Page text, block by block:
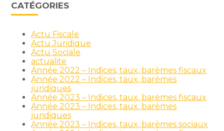
CATÉGORIES
Actu Fiscale
Actu Juridique
Actu Sociale
actualite
Année 2022 – Indices, taux, barèmes fiscaux
Année 2022 – Indices, taux, barèmes
juridiques
Année 2023 – Indices, taux, barèmes fiscaux
Année 2023 – Indices, taux, barèmes
juridiques
Année 2023 – Indices, taux, barèmes sociaux